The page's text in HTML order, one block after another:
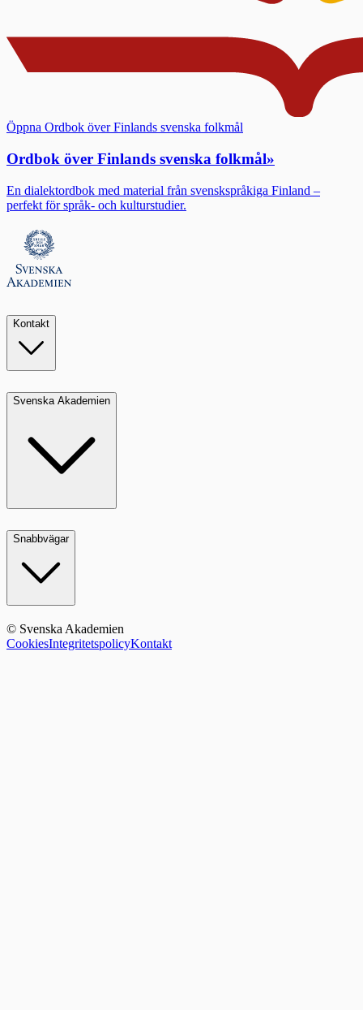
Öppna Ordbok över Finlands svenska folkmål
Ordbok över Finlands svenska folkmål»
En dialektordbok med material från svenskspråkiga Finland –
perfekt för språk- och kulturstudier.
Kontakt
Svenska Akademien
Snabbvägar
© Svenska Akademien
CookiesIntegritetspolicyKontakt